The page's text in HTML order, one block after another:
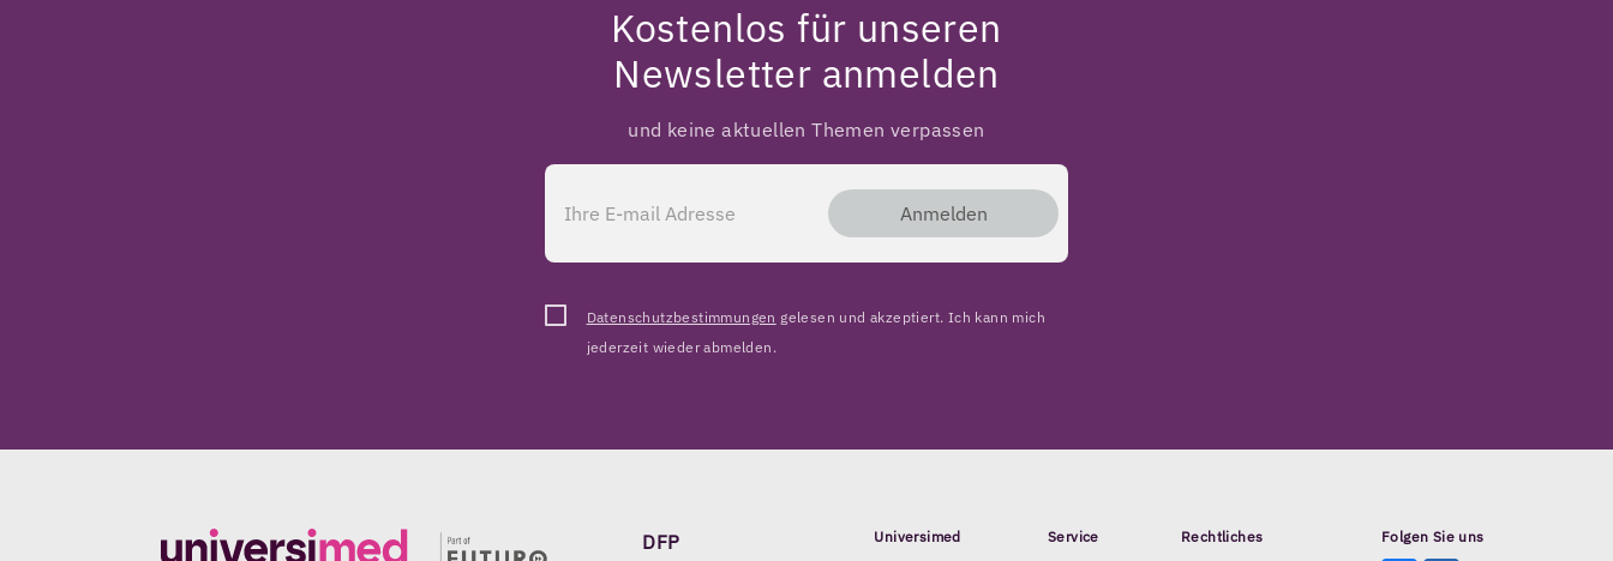
Kostenlos für unseren
Newsletter anmelden
und keine aktuellen Themen verpassen
Anmelden
Datenschutzbestimmungen gelesen und akzeptiert. Ich kann mich
jederzeit wieder abmelden.
DFP Universimed Service Rechtliches Folgen Sie uns